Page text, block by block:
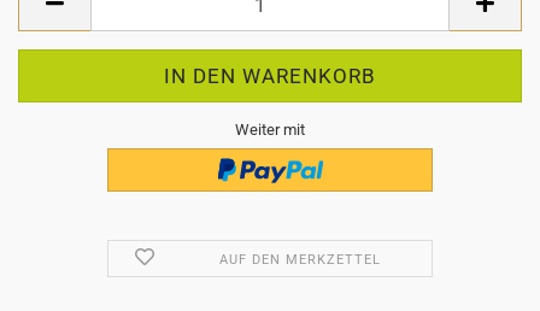
Weiter mit
AUF DEN MERKZETTEL